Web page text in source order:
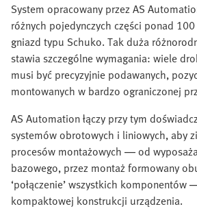
System opracowany przez AS
różnych pojedynczych części ponad
gniazd typu Schuko. Tak duża
stawia szczególne wymagania: wiele
musi być precyzyjnie podawanych,
montowanych w bardzo ograniczonej
AS Automation łączy przy tym
systemów obrotowych i liniowych, aby
procesów montażowych — od
bazowego, przez montaż formowany
‘połączenie’ wszystkich komponentów
kompaktowej konstrukcji urządzenia.